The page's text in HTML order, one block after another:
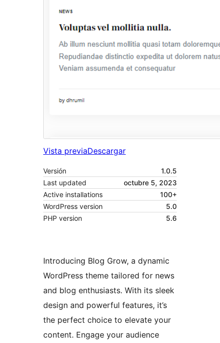
Vista previaDescargar
Versión
1.0.5
Last updated
octubre 5, 2023
Active installations
100+
WordPress version
5.0
PHP version
5.6
Introducing Blog Grow, a dynamic
WordPress theme tailored for news
and blog enthusiasts. With its sleek
design and powerful features, it’s
the perfect choice to elevate your
content. Engage your audience